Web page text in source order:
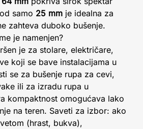
samo 25 mm je idealna za
zahteva duboko bušenje.
je namenjen?
je za stolare, električare,
koji se bave instalacijama u
se za bušenje rupa za cevi,
ili za izradu rupa u
kompaktnost omogućava lako
na teren. Saveti za izbor: ako
(hrast, bukva),